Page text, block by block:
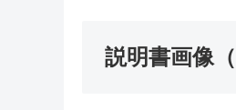
説明書画像（